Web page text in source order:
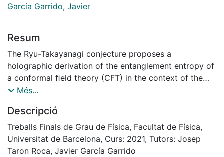
García Garrido, Javier
Resum
The Ryu-Takayanagi conjecture proposes a
holographic derivation of the entanglement entropy of
a conformal ﬁeld theory (CFT) in the context of the
AdS/CFT correspondence. To understand the
(AdS) spacetime and explain the concept of the
entanglement entropy for quantum mechanics. Finally,
we use the conjecture to compute the entanglement
entropy in AdS4 and AdS3, and compare the results
Més...
Descripció
Treballs Finals de Grau de Física, Facultat de Física,
Universitat de Barcelona, Curs: 2021, Tutors: Josep
Taron Roca, Javier García Garrido